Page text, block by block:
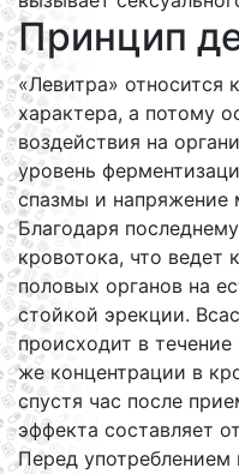
Принцип
«Левитра» относится
характера, а потому
воздействия на
уровень
спазмы и напряжение
Благодаря
кровотока, что ведет
половых органов на
стойкой эрекции.
происходит в
же концентрации в
спустя час после
эффекта составляет
Перед употреблением